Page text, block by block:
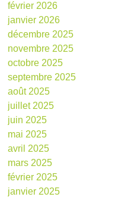
février 2026
janvier 2026
décembre 2025
novembre 2025
octobre 2025
septembre 2025
août 2025
juillet 2025
juin 2025
mai 2025
avril 2025
mars 2025
février 2025
janvier 2025